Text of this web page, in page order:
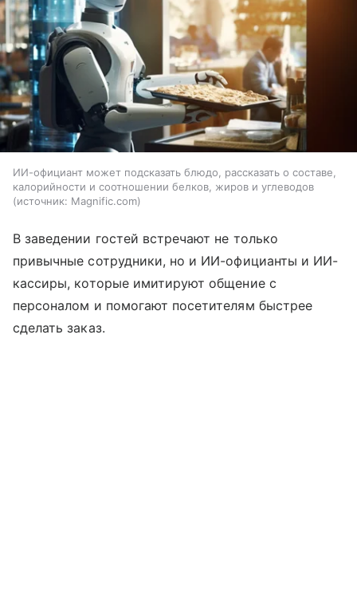
ИИ-официант может подсказать блюдо, рассказать о составе,
калорийности и соотношении белков, жиров и углеводов
источник: Magnific.com
В заведении гостей встречают не только
привычные сотрудники, но и ИИ-официанты и ИИ-
кассиры, которые имитируют общение с
персоналом и помогают посетителям быстрее
сделать заказ.